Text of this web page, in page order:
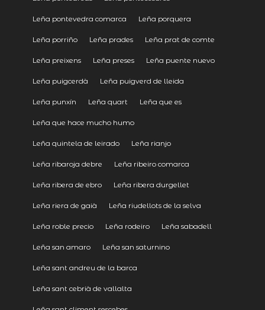
Leña pontevedra comarca Leña porquera
Leña porriño Leña prades Leña prat de comte
Leña preixens Leña preses Leña puente nuevo
Leña puigcerdà Leña puigverd de lleida
Leña punxín Leña quart Leña que es
Leña que hace mucho humo
Leña quintela de leirado Leña rianjo
Leña ribaroja debre Leña ribeiro comarca
Leña ribera de ebro Leña ribera durgellet
Leña riera de gaià Leña riudellots de la selva
Leña roble precio Leña rodeiro Leña sabadell
Leña san amaro Leña san saturnino
Leña sant andreu de la barca
Leña sant cebrià de vallalta